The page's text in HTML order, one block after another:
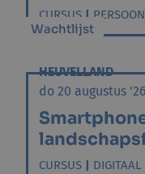
CURSUS |
Wachtlijst
HEUVELLAND
do 20 augustus
CURSUS |